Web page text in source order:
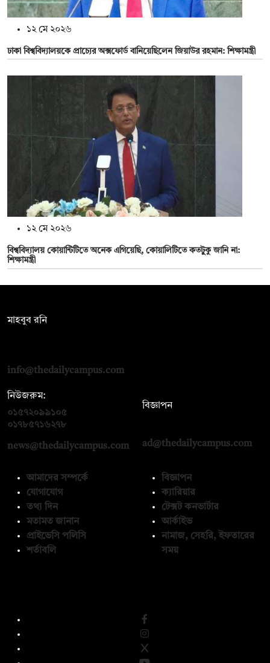
১২ মে ২০২৬
ঢাকা বিশ্ববিদ্যালয়কে প্রাচ্যের অক্সফোর্ড বানিয়েছিলেন জিয়াউর রহমান: শিক্ষামন্ত্রী
১২ মে ২০২৬
বিশ্ববিদ্যালয় কোয়ান্টিটিতে অনেক এগিয়েছি, কোয়ালিটিতে কতটুুকু জানি না:
শিক্ষামন্ত্রী
মাহবুব রনি
info@thedailycampus.com
নিউজরুম:
০১৫৭২০৯৯১০৫
০১৭৮৫৭১৬২৭৮
news@thedailycampus.com
বিজ্ঞাপন
ad@thedailycampus.com
আমাদের সম্পর্কে
যোগাযোগ
তথ্য দিন
মতামত জানান
প্রাইভেসি পলিসি
শর্তাবলি
বিজ্ঞাপন
ক্যারিয়ার
টেক্সট কনভার্টার
আর্কাইভ
নামাজ, সেহরি, ইফতারের
সময়